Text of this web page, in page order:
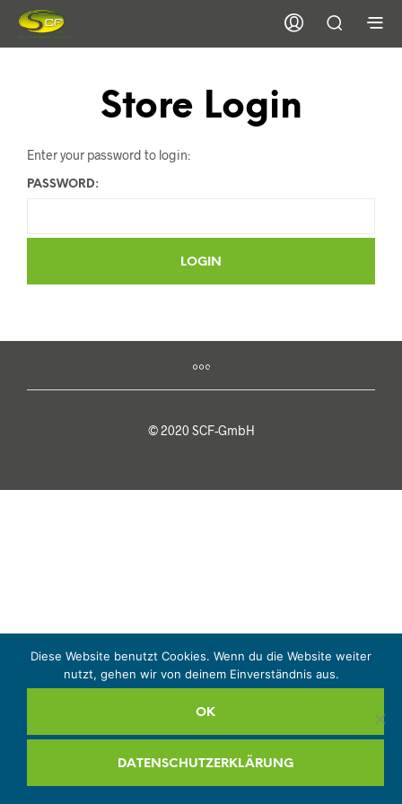
Store Login
Enter your password to login:
PASSWORD:
© 2020 SCF-GmbH
Diese Website benutzt Cookies. Wenn du die Website weiter
nutzt, gehen wir von deinem Einverständnis aus.
OK
DATENSCHUTZERKLÄRUNG